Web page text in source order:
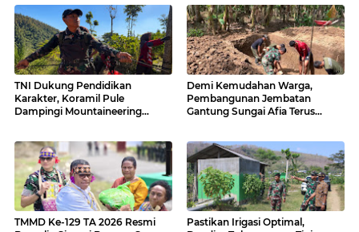
TNI Dukung Pendidikan
Karakter, Koramil Pule
Dampingi Mountaineering
Demi Kemudahan Warga,
Pembangunan Jembatan
Gantung Sungai Afia Terus
TMMD Ke-129 TA 2026 Resmi
Pastikan Irigasi Optimal,